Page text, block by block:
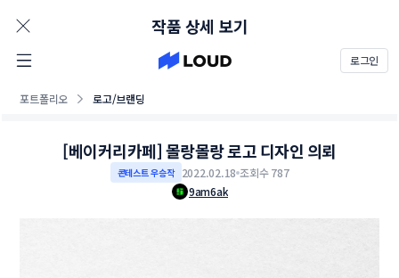
로그인
포트폴리오 로고/브랜딩
작품 상세 보기
[베이커리카페] 몰랑몰랑 로고 디자인 의뢰
콘테스트 우승작 2022.02.18 조회수 787
9am6ak